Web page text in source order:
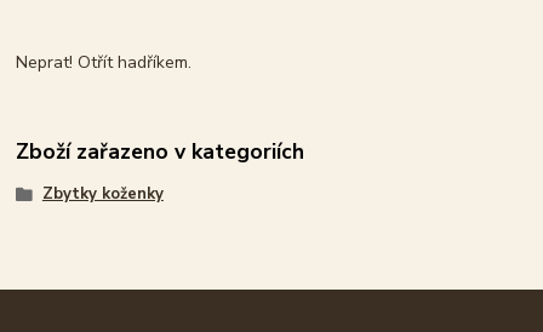
Neprat! Otřít hadříkem.
Zboží zařazeno v kategoriích
Zbytky koženky